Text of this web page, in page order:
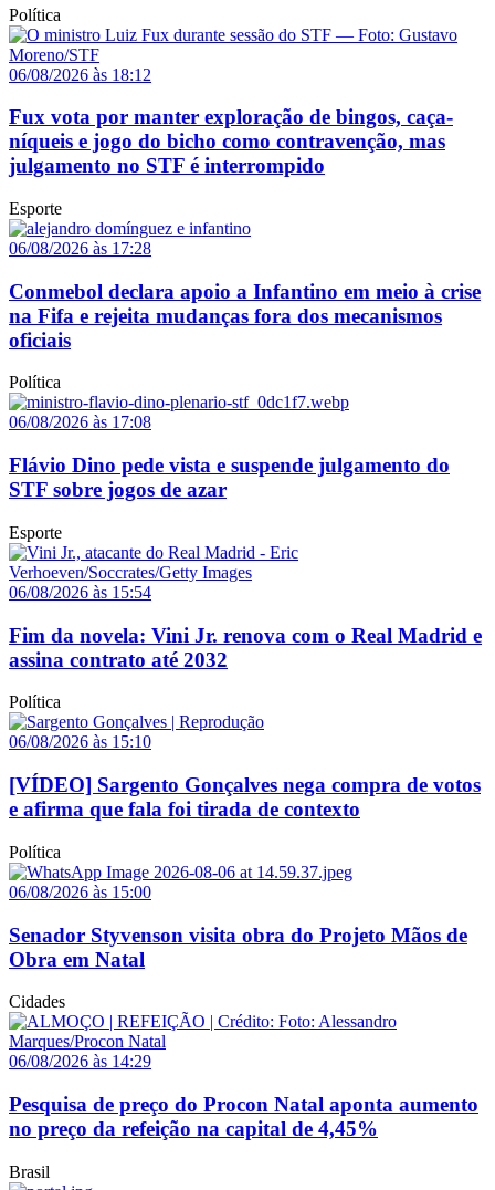
Política
06/08/2026 às 18:12
Fux vota por manter exploração de bingos, caça-
níqueis e jogo do bicho como contravenção, mas
julgamento no STF é interrompido
Esporte
06/08/2026 às 17:28
Conmebol declara apoio a Infantino em meio à crise
na Fifa e rejeita mudanças fora dos mecanismos
oficiais
Política
06/08/2026 às 17:08
Flávio Dino pede vista e suspende julgamento do
STF sobre jogos de azar
Esporte
06/08/2026 às 15:54
Fim da novela: Vini Jr. renova com o Real Madrid e
assina contrato até 2032
Política
06/08/2026 às 15:10
[VÍDEO] Sargento Gonçalves nega compra de votos
e afirma que fala foi tirada de contexto
Política
06/08/2026 às 15:00
Senador Styvenson visita obra do Projeto Mãos de
Obra em Natal
Cidades
06/08/2026 às 14:29
Pesquisa de preço do Procon Natal aponta aumento
no preço da refeição na capital de 4,45%
Brasil